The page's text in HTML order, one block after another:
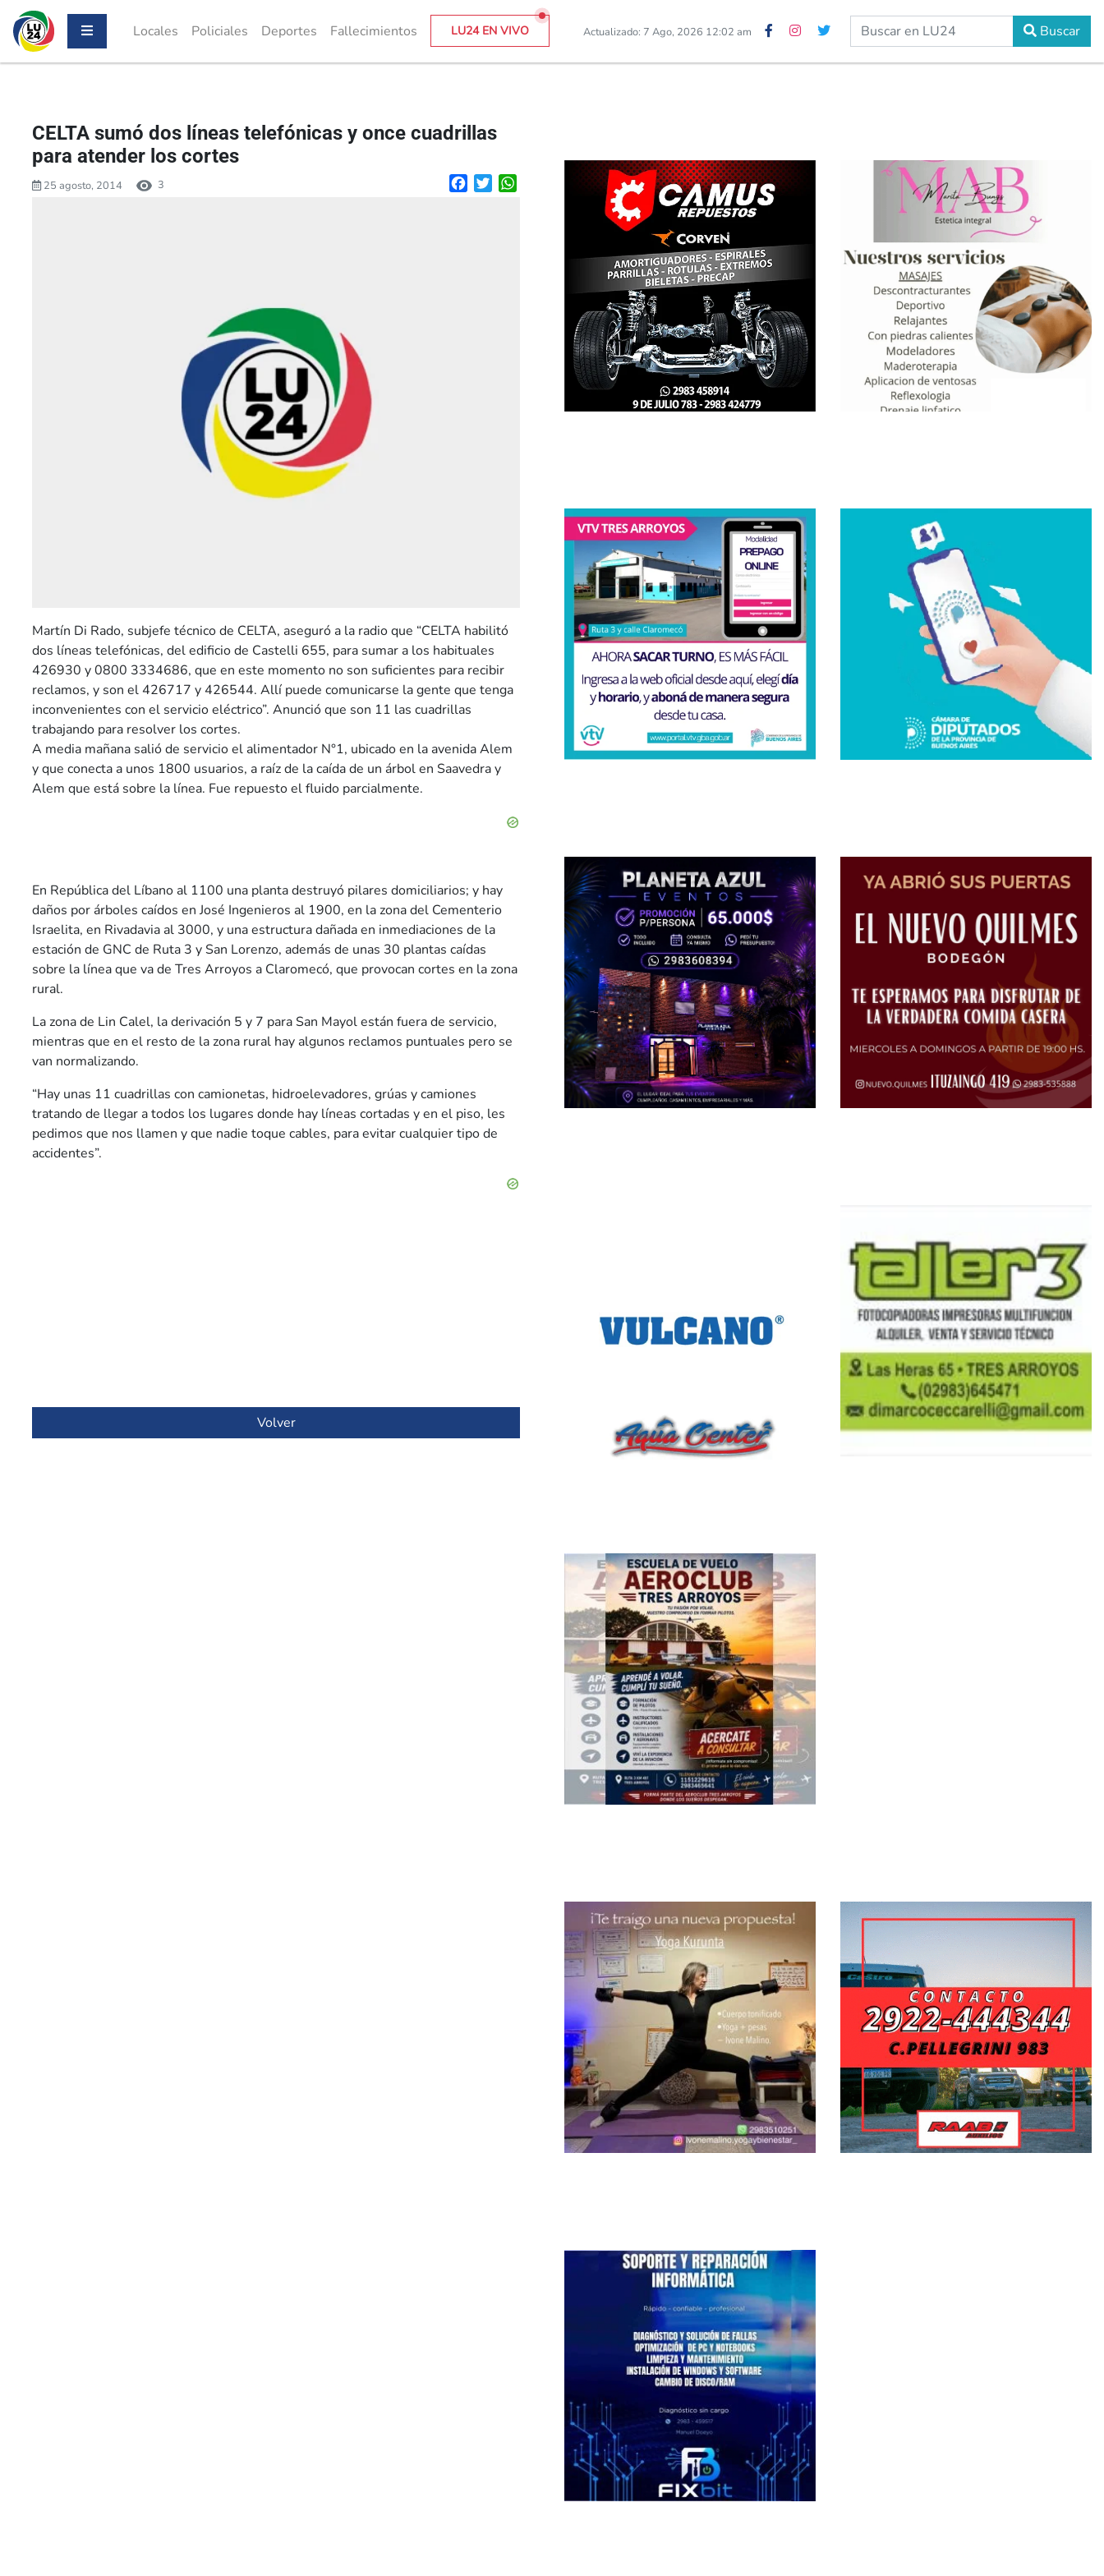
Locales Policiales Deportes Fallecimientos LU24 EN VIVO Actualizado: 7 Ago, 2026 12:02 am Buscar
CELTA sumó dos líneas telefónicas y once cuadrillas
para atender los cortes
25 agosto, 2014 3 FacebookTwitter
Martín Di Rado, subjefe técnico de CELTA, aseguró a la radio que “CELTA habilitó
dos líneas telefónicas, del edificio de Castelli 655, para sumar a los habituales
426930 y 0800 3334686, que en este momento no son suficientes para recibir
reclamos, y son el 426717 y 426544. Allí puede comunicarse la gente que tenga
inconvenientes con el servicio eléctrico”. Anunció que son 11 las cuadrillas
trabajando para resolver los cortes.
A media mañana salió de servicio el alimentador N°1, ubicado en la avenida Alem
y que conecta a unos 1800 usuarios, a raíz de la caída de un árbol en Saavedra y
Alem que está sobre la línea. Fue repuesto el fluido parcialmente.
En República del Líbano al 1100 una planta destruyó pilares domiciliarios; y hay
daños por árboles caídos en José Ingenieros al 1900, en la zona del Cementerio
Israelita, en Rivadavia al 3000, y una estructura dañada en inmediaciones de la
estación de GNC de Ruta 3 y San Lorenzo, además de unas 30 plantas caídas
sobre la línea que va de Tres Arroyos a Claromecó, que provocan cortes en la zona
rural.
La zona de Lin Calel, la derivación 5 y 7 para San Mayol están fuera de servicio,
mientras que en el resto de la zona rural hay algunos reclamos puntuales pero se
van normalizando.
“Hay unas 11 cuadrillas con camionetas, hidroelevadores, grúas y camiones
tratando de llegar a todos los lugares donde hay líneas cortadas y en el piso, les
pedimos que nos llamen y que nadie toque cables, para evitar cualquier tipo de
accidentes”.
Volver